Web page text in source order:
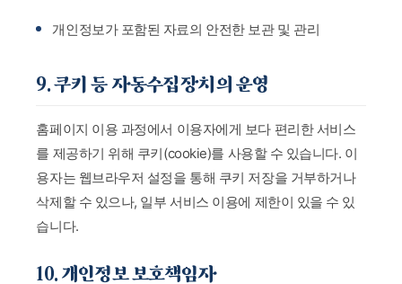
개인정보가 포함된 자료의 안전한 보관 및 관리
9. 쿠키 등 자동수집장치의 운영
홈페이지 이용 과정에서 이용자에게 보다 편리한 서비스
를 제공하기 위해 쿠키(cookie)를 사용할 수 있습니다. 이
용자는 웹브라우저 설정을 통해 쿠키 저장을 거부하거나
삭제할 수 있으나, 일부 서비스 이용에 제한이 있을 수 있
습니다.
10. 개인정보 보호책임자